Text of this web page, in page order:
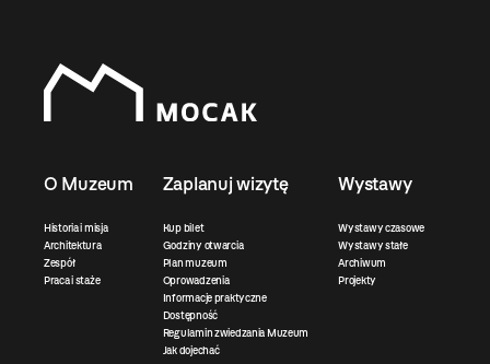
O Muzeum
Historia i misja
Architektura
Zespół
Praca i staże
Zaplanuj wizytę
Kup bilet
Godziny otwarcia
Plan muzeum
Oprowadzenia
Informacje praktyczne
Dostępność
Regulamin zwiedzania Muzeum
Jak dojechać
Wystawy
Wystawy czasowe
Wystawy stałe
Archiwum
Projekty